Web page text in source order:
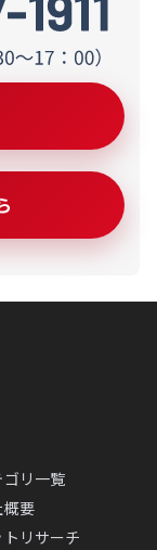
ゴリ一覧
概要
トリサーチ